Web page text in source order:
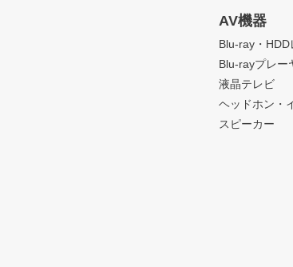
AV機器
Blu-ray・HDD
Blu-rayプレー
液晶テレビ
ヘッドホン・
スピーカー